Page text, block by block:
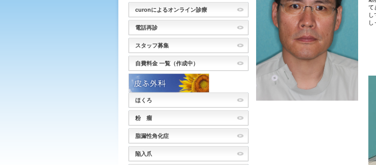
て
し
し
curonによるオンライン診療
電話再診
スタッフ募集
自費料金 一覧（作成中）
ほくろ
粉 瘤
脂漏性角化症
陥入爪